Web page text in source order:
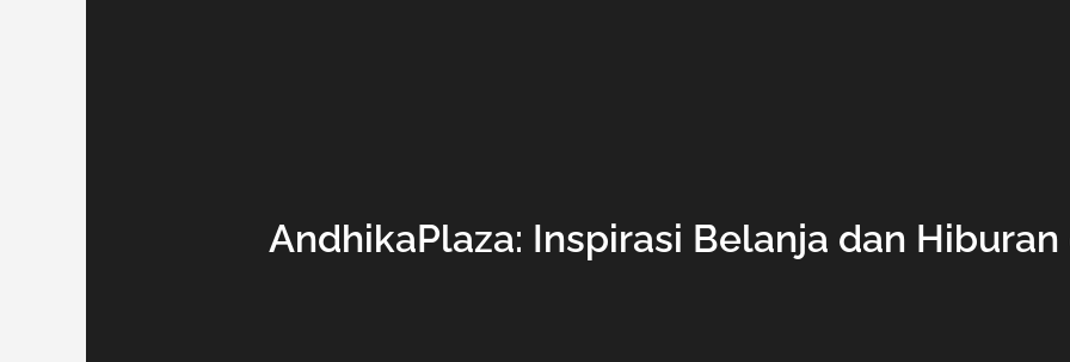
AndhikaPlaza: Inspirasi Belanja dan Hiburan